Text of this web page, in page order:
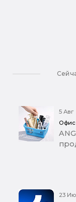
5 Авг
Офис
23